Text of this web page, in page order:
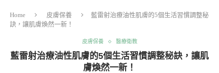
Home 皮膚保養
藍雷射治療油性肌膚的5個生活習慣調整秘
訣，讓肌膚煥然一新！
皮膚保養 醫療衛教
藍雷射治療油性肌膚的5個生活習慣調整秘訣，讓肌
膚煥然一新！